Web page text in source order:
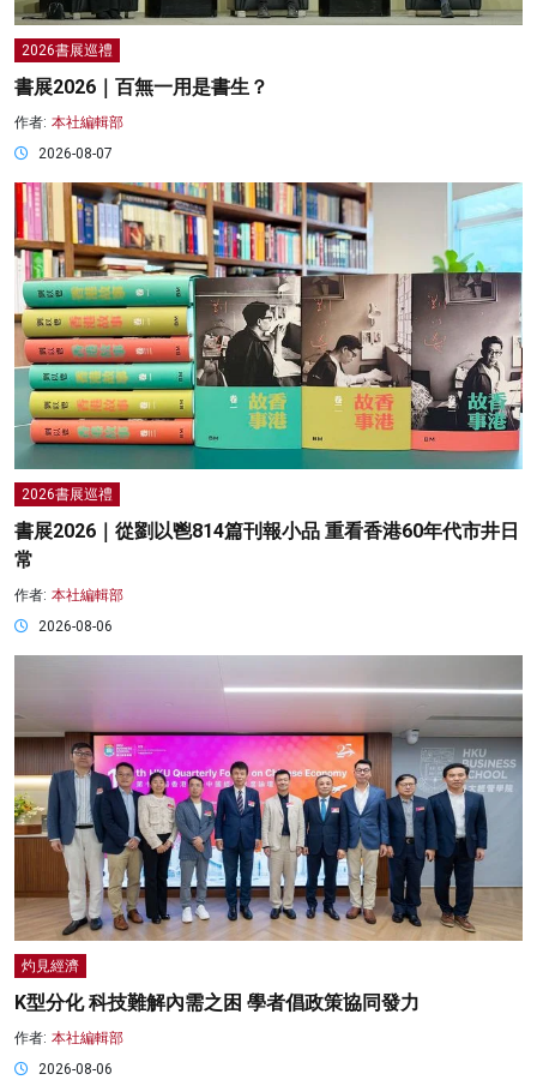
2026書展巡禮
書展2026｜百無一用是書生？
作者: 本社編輯部
2026-08-07
2026書展巡禮
書展2026｜從劉以鬯814篇刊報小品 重看香港60年代市井日
常
作者: 本社編輯部
2026-08-06
灼見經濟
K型分化 科技難解內需之困 學者倡政策協同發力
作者: 本社編輯部
2026-08-06